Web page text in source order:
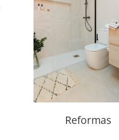
Reformas